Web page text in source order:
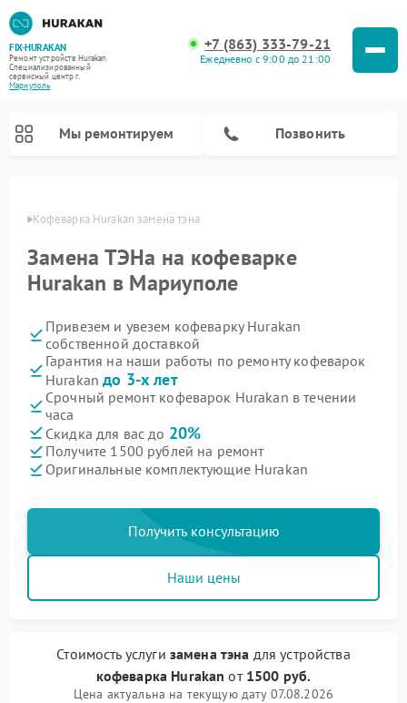
FIX-HURAKAN
Ремонт устройств Hurakan
Специализированный
cервисный центр г.
Мариуполь
+7 (863) 333-79-21
Ежедневно с 9:00 до 21:00
Мы ремонтируем Позвонить
Кофеварка Hurakan замена тэна
Замена ТЭНа на кофеварке
Hurakan в Мариуполе
Привезем и увезем кофеварку Hurakan
собственной доставкой
Гарантия на наши работы по ремонту кофеварок
Hurakanдо 3-х лет
Срочный ремонт кофеварок Hurakan в течении
часа
Скидка для вас до 20%
Получите 1500 рублей на ремонт
Оригинальные комплектующие Hurakan
Получить консультацию
Наши цены
Стоимость услуги замена тэна для устройства
кофеварка Hurakan от 1500 руб.
Цена актуальна на текущую дату 07.08.2026